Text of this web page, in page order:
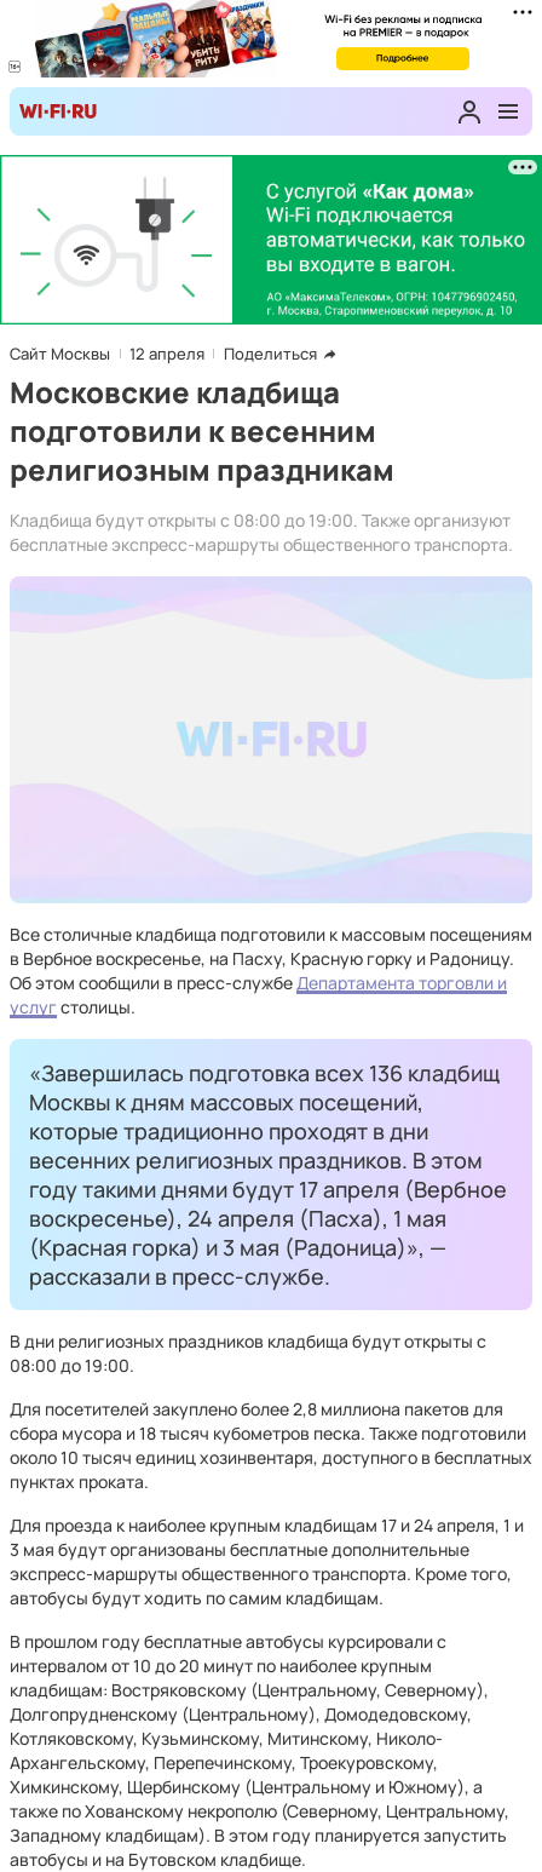
Сайт Москвы 12 апреля Поделиться
Московские кладбища
подготовили к весенним
религиозным праздникам
Кладбища будут открыты с 08:00 до 19:00. Также организуют
бесплатные экспресс-маршруты общественного транспорта.
Все столичные кладбища подготовили к массовым посещениям
в Вербное воскресенье, на Пасху, Красную горку и Радоницу.
Об этом сообщили в пресс-службеДепартамента торговли и
услуг столицы.
«Завершилась подготовка всех 136 кладбищ
Москвы к дням массовых посещений,
которые традиционно проходят в дни
весенних религиозных праздников. В этом
году такими днями будут 17 апреля (Вербное
воскресенье), 24 апреля (Пасха), 1 мая
(Красная горка) и 3 мая (Радоница)», —
рассказали в пресс-службе.
В дни религиозных праздников кладбища будут открыты с
08:00 до 19:00.
Для посетителей закуплено более 2,8 миллиона пакетов для
сбора мусора и 18 тысяч кубометров песка. Также подготовили
около 10 тысяч единиц хозинвентаря, доступного в бесплатных
пунктах проката.
Для проезда к наиболее крупным кладбищам 17 и 24 апреля, 1 и
3 мая будут организованы бесплатные дополнительные
экспресс-маршруты общественного транспорта. Кроме того,
автобусы будут ходить по самим кладбищам.
В прошлом году бесплатные автобусы курсировали с
интервалом от 10 до 20 минут по наиболее крупным
кладбищам: Востряковскому (Центральному, Северному),
Долгопрудненскому (Центральному), Домодедовскому,
Котляковскому, Кузьминскому, Митинскому, Николо-
Архангельскому, Перепечинскому, Троекуровскому,
Химкинскому, Щербинскому (Центральному и Южному), а
также по Хованскому некрополю (Северному, Центральному,
Западному кладбищам). В этом году планируется запустить
автобусы и на Бутовском кладбище.